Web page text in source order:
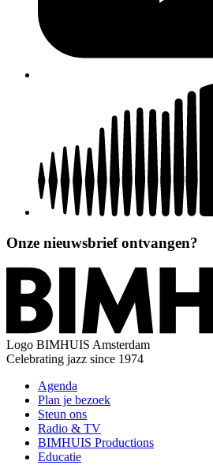
Onze nieuwsbrief ontvangen?
Logo BIMHUIS Amsterdam
Celebrating jazz since 1974
Agenda
Plan je bezoek
Steun ons
Radio & TV
BIMHUIS Productions
Educatie